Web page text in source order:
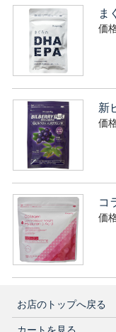
ま
価
新
価
コ
価
お店のトップへ戻る